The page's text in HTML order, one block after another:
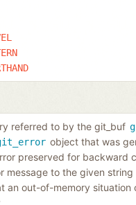
referred to by the git_buf
object that was
preserved for backward
message to the given string
an out-of-memory